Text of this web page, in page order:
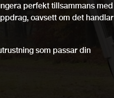
perfekt tillsammans med
oavsett om det handlar
som passar din